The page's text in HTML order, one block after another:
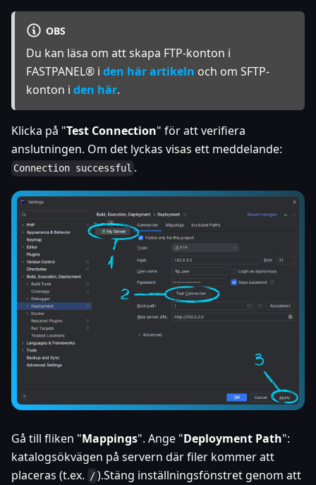
OBS
Du kan läsa om att skapa FTP-konton i
FASTPANEL® i den här artikeln och om SFTP-
konton i den här.
Klicka på "Test Connection" för att verifiera
anslutningen. Om det lyckas visas ett meddelande:
Connection successful .
Gå till fliken "Mappings". Ange "Deployment Path":
katalogsökvägen på servern där filer kommer att
placeras (t.ex.
/ ).Stäng inställningsfönstret genom att